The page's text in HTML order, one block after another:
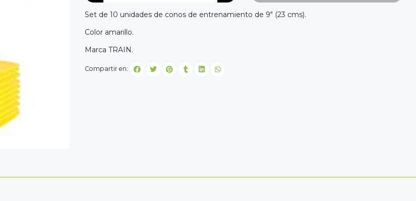
Set de 10 unidades de conos de entrenamiento de 9" (23 cms).
Color amarillo.
Marca TRAIN.
Compartir en: